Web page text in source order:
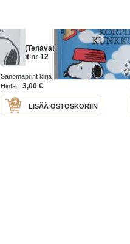
Ressu (Tenavat) - Tähti-
pokkarit nr 12
Sanomaprint kirjat 1992
Hinta:
3,00 €
LISÄÄ OSTOSKORIIN